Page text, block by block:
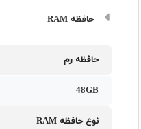
حافظه RAM
حافظه رم
48GB
نوع حافظه RAM